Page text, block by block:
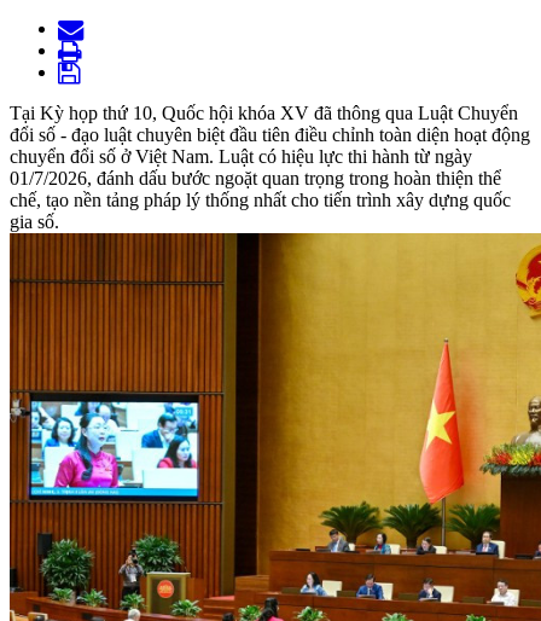
Tại Kỳ họp thứ 10, Quốc hội khóa XV đã thông qua Luật Chuyển
đổi số - đạo luật chuyên biệt đầu tiên điều chỉnh toàn diện hoạt động
chuyển đổi số ở Việt Nam. Luật có hiệu lực thi hành từ ngày
01/7/2026, đánh dấu bước ngoặt quan trọng trong hoàn thiện thể
chế, tạo nền tảng pháp lý thống nhất cho tiến trình xây dựng quốc
gia số.